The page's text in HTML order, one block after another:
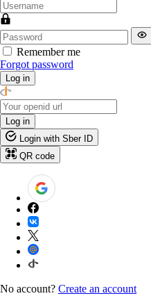
Remember me
Forgot password
Log in
Log in
Login with Sber ID
QR code
No account? Create an account